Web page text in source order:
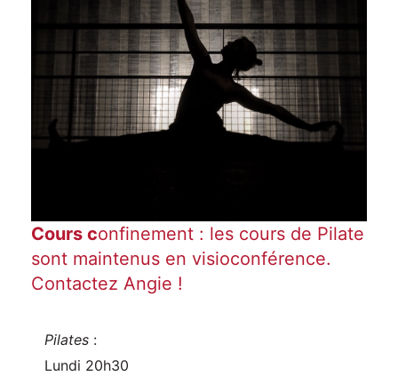
Cours confinement : les cours de Pilate
sont maintenus en visioconférence.
Contactez Angie !
Pilates :
Lundi 20h30